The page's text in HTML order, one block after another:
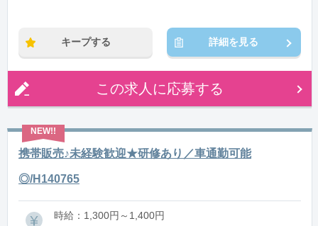
キープする 詳細を見る
この求人に応募する
携帯販売♪未経験歓迎★研修あり／車通勤可能
◎/H140765
時給：1,300円～1,400円